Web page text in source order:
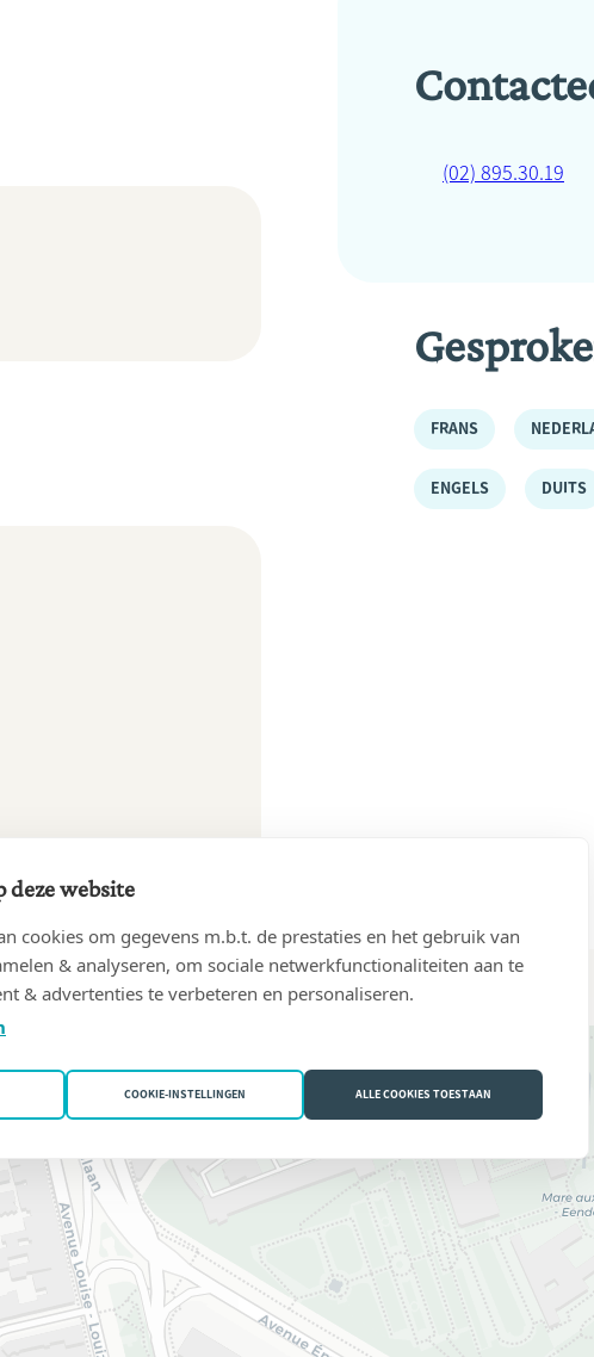
(02) 895.30.19
FRANS
ENGELS DUITS
deze website
cookies om gegevens m.b.t. de prestaties en het gebruik van
& analyseren, om sociale netwerkfunctionaliteiten aan te
& advertenties te verbeteren en personaliseren.
COOKIE-INSTELLINGEN ALLE COOKIES TOESTAAN